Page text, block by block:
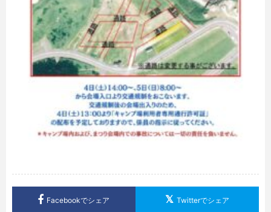
Facebookでシェア Twitterでシェア